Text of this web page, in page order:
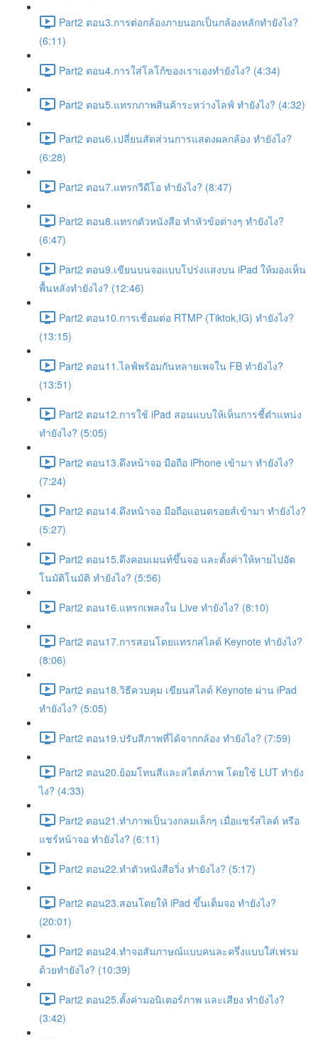
Part2 ตอน3.การต่อกล้องภายนอกเป็นกล้องหลักทำยังไง?
(6:11)
Part2 ตอน4.การใส่โลโก้ของเราเองทำยังไง? (4:34)
Part2 ตอน5.แทรกภาพสินค้าระหว่างไลฟ์ ทำยังไง? (4:32)
Part2 ตอน6.เปลี่ยนสัดส่วนการแสดงผลกล้อง ทำยังไง?
(6:28)
Part2 ตอน7.แทรกวีดีโอ ทำยังไง? (8:47)
Part2 ตอน8.แทรกตัวหนังสือ ทำหัวข้อต่างๆ ทำยังไง?
(6:47)
Part2 ตอน9.เขียนบนจอแบบโปร่งแสงบน iPad ให้มองเห็น
พื้นหลังทำยังไง? (12:46)
Part2 ตอน10.การเชื่อมต่อ RTMP (Tiktok,IG) ทำยังไง?
(13:15)
Part2 ตอน11.ไลฟ์พร้อมกันหลายเพจใน FB ทำยังไง?
(13:51)
Part2 ตอน12.การใช้ iPad สอนแบบให้เห็นการชี้ตำแหน่ง
ทำยังไง? (5:05)
Part2 ตอน13.ดึงหน้าจอ มือถือ iPhone เข้ามา ทำยังไง?
(7:24)
Part2 ตอน14.ดึงหน้าจอ มือถือแอนดรอยส์เข้ามา ทำยังไง?
(5:27)
Part2 ตอน15.ดึงคอมเมนท์ขึ้นจอ และตั้งค่าให้หายไปอัต
โนมัติโนมัติ ทำยังไง? (5:56)
Part2 ตอน16.แทรกเพลงใน Live ทำยังไง? (8:10)
Part2 ตอน17.การสอนโดยแทรกสไลด์ Keynote ทำยังไง?
(8:06)
Part2 ตอน18.วิธีควบคุม เขียนสไลด์ Keynote ผ่าน iPad
ทำยังไง? (5:05)
Part2 ตอน19.ปรับสีภาพที่ได้จากกล้อง ทำยังไง? (7:59)
Part2 ตอน20.ย้อมโทนสีและสไตล์ภาพ โดยใช้ LUT ทำยัง
ไง? (4:33)
Part2 ตอน21.ทำภาพเป็นวงกลมเล็กๆ เมื่อแชร์สไลด์ หรือ
แชร์หน้าจอ ทำยังไง? (6:11)
Part2 ตอน22.ทำตัวหนังสือวิ่ง ทำยังไง? (5:17)
Part2 ตอน23.สอนโดยให้ iPad ขึ้นเต็มจอ ทำยังไง?
(20:01)
Part2 ตอน24.ทำจอสัมภาษณ์แบบคนละครึ่งแบบใส่เฟรม
ด้วยทำยังไง? (10:39)
Part2 ตอน25.ตั้งค่ามอนิเตอร์ภาพ และเสียง ทำยังไง?
(3:42)